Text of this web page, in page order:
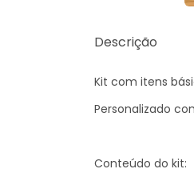
Descrição
Kit com itens
Personalizado
Conteúdo do kit: